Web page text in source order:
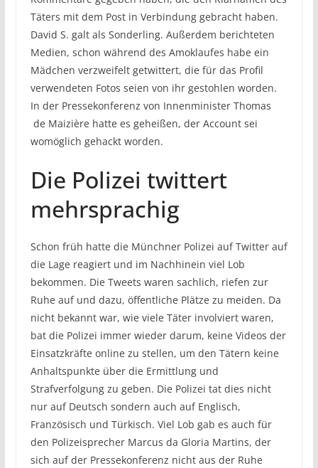
Täters mit dem Post in Verbindung gebracht haben.
David S. galt als Sonderling. Außerdem berichteten
Medien, schon während des Amoklaufes habe ein
Mädchen verzweifelt getwittert, die für das Profil
verwendeten Fotos seien von ihr gestohlen worden.
In der Pressekonferenz von Innenminister Thomas
de Maizière hatte es geheißen, der Account sei
womöglich gehackt worden.
Die Polizei twittert
mehrsprachig
Schon früh hatte die Münchner Polizei auf Twitter auf
die Lage reagiert und im Nachhinein viel Lob
bekommen. Die Tweets waren sachlich, riefen zur
Ruhe auf und dazu, öffentliche Plätze zu meiden. Da
nicht bekannt war, wie viele Täter involviert waren,
bat die Polizei immer wieder darum, keine Videos der
Einsatzkräfte online zu stellen, um den Tätern keine
Anhaltspunkte über die Ermittlung und
Strafverfolgung zu geben. Die Polizei tat dies nicht
nur auf Deutsch sondern auch auf Englisch,
Französisch und Türkisch. Viel Lob gab es auch für
den Polizeisprecher Marcus da Gloria Martins, der
sich auf der Pressekonferenz nicht aus der Ruhe